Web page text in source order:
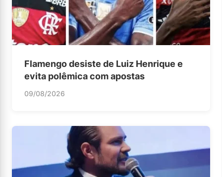
Flamengo desiste de Luiz Henrique e
evita polêmica com apostas
09/08/2026